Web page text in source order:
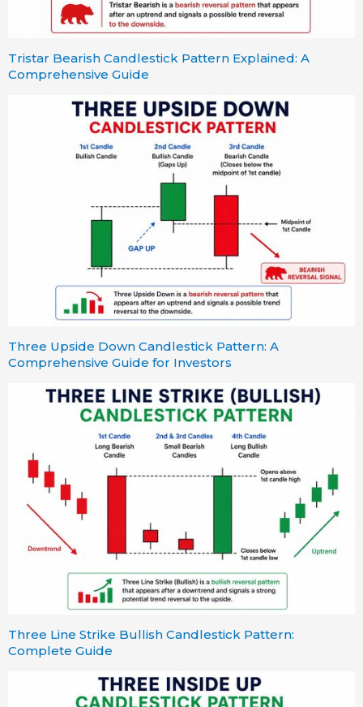
Tristar Bearish Candlestick Pattern Explained: A
Comprehensive Guide
Three Upside Down Candlestick Pattern: A
Comprehensive Guide for Investors
Three Line Strike Bullish Candlestick Pattern:
Complete Guide